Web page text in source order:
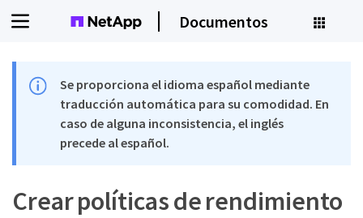
Documentos
Se proporciona el idioma español mediante
traducción automática para su comodidad. En
caso de alguna inconsistencia, el inglés
precede al español.
Crear políticas de rendimiento